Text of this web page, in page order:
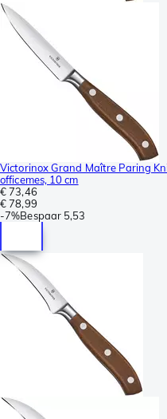
Victorinox Grand Maître Paring
officemes, 10 cm
€ 73,46
€ 78,99
-7%Bespaar 5,53